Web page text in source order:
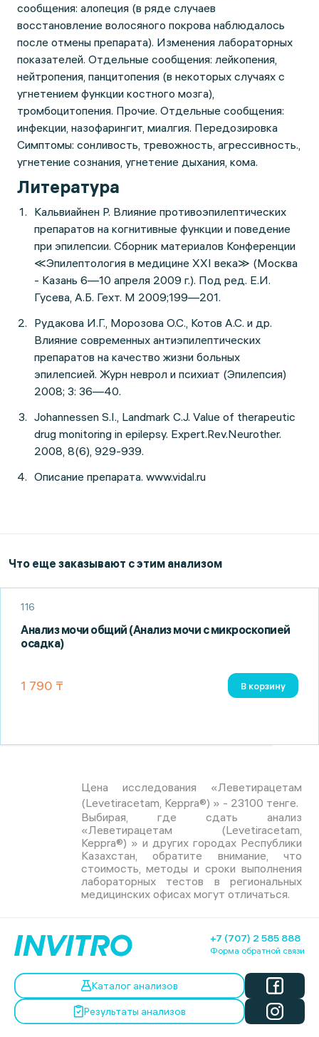
сообщения: алопеция (в ряде случаев
восстановление волосяного покрова наблюдалось
после отмены препарата). Изменения лабораторных
показателей. Отдельные сообщения: лейкопения,
нейтропения, панцитопения (в некоторых случаях с
угнетением функции костного мозга),
тромбоцитопения. Прочие. Отдельные сообщения:
инфекции, назофарингит, миалгия. Передозировка
Симптомы: сонливость, тревожность, агрессивность.,
угнетение сознания, угнетение дыхания, кома.
Литература
Кальвиайнен Р. Влияние противоэпилептических
препаратов на когнитивные функции и поведение
при эпилепсии. Сборник материалов Конференции
≪Эпилептология в медицине ХХI века≫ (Москва
- Казань 6—10 апреля 2009 г.). Под ред. Е.И.
Гусева, А.Б. Гехт. М 2009;199—201.
Рудакова И.Г., Морозова О.С., Котов А.С. и др.
Влияние современных антиэпилептических
препаратов на качество жизни больных
эпилепсией. Журн неврол и психиат (Эпилепсия)
2008; 3: 36—40.
Johannessen S.I., Landmark C.J. Value of therapeutic
drug monitoring in epilepsy. Expert.Rev.Neurother.
2008, 8(6), 929-939.
Описание препарата. www.vidal.ru
Что еще заказывают с этим анализом
116
Анализ мочи общий (Анализ мочи с микроскопией
осадка)
1 790 ₸ В корзину
Цена исследования «Леветирацетам
(Levetiracetam, Keppra®) » - 23100 тенге.
Выбирая, где сдать анализ
«Леветирацетам (Levetiracetam,
Keppra®) » и других городах Республики
Казахстан, обратите внимание, что
стоимость, методы и сроки выполнения
лабораторных тестов в региональных
медицинских офисах могут отличаться.
+7 (707) 2 585 888
Форма обратной связи
Каталог анализов
Результаты анализов